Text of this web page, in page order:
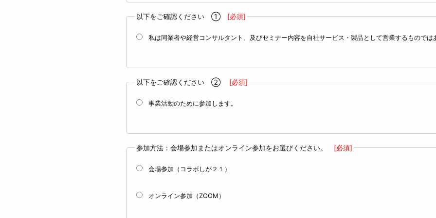
以下をご確認ください ①[必須]
私は同業者や経営コンサルタント、及びセミナー内容を自社サービス・製品として営業するものでは
以下をご確認ください ② [必須]
事業活動のために参加します。
参加方法：会場参加またはオンライン参加をお選びください。 [必須]
会場参加（コラボしが２１）
オンライン参加（ZOOM）